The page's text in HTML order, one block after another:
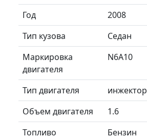
Год
2008
Тип кузова
Седан
Маркировка
двигателя
N6A10
Тип двигателя
инжектор
Объем двигателя
1.6
Топливо
Бензин